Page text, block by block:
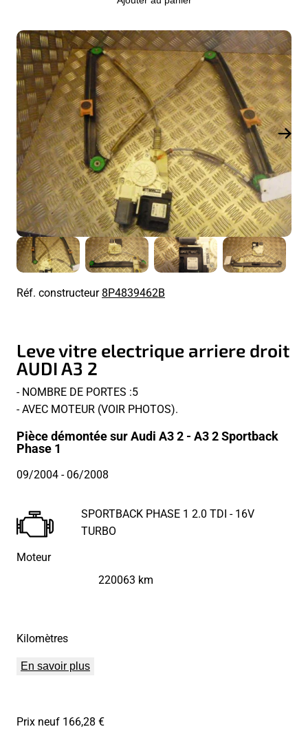
Réf. constructeur8P4839462B
Leve vitre electrique arriere droit
AUDI A3 2
- NOMBRE DE PORTES :5
- AVEC MOTEUR (VOIR PHOTOS).
Pièce démontée sur Audi A3 2 - A3 2 Sportback
Phase 1
09/2004- 06/2008
Moteur
SPORTBACK PHASE 1 2.0 TDI - 16V
TURBO
Kilomètres
220063 km
En savoir plus
Prix neuf 166,28 €